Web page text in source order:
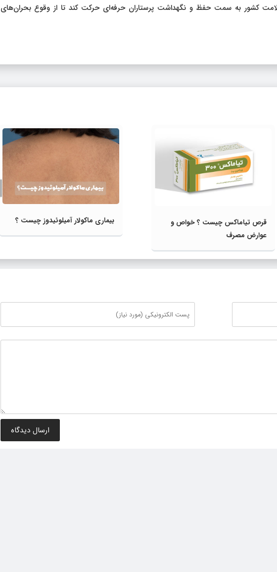
کشور به سمت حفظ و نگهداشت پرستاران حرفه‌ای حرکت کند تا از وقوع بحران‌های
قرص تیاماکس چیست ؟ خواص و
عوارض مصرف
بیماری ماکولار آمیلوئیدوز چیست ؟